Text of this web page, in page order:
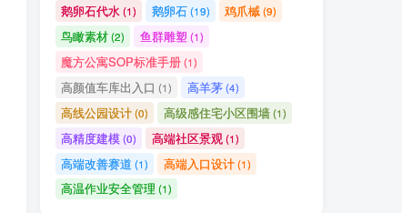
鹅卵石代水(1) 鹅卵石(19) 鸡爪槭(9)
鸟瞰素材(2) 鱼群雕塑 (1)
魔方公寓SOP标准手册(1)
高颜值车库出入口 (1) 高羊茅(4)
高线公园设计(0) 高级感住宅小区围墙(1)
高精度建模(0) 高端社区景观(1)
高端改善赛道 (1) 高端入口设计(1)
高温作业安全管理 (1)